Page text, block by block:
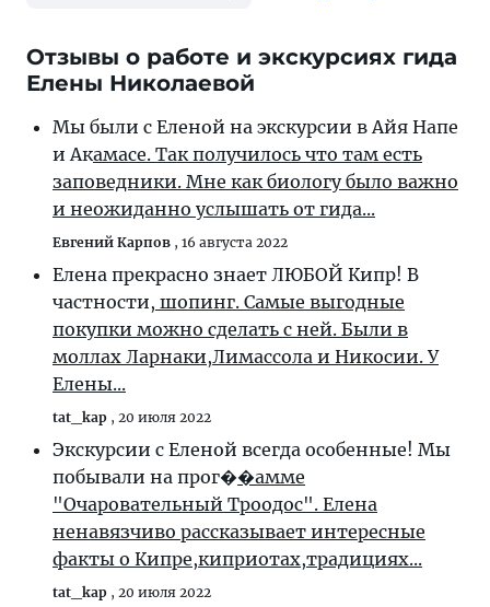
Отзывы о работе и экскурсиях гида
Елены Николаевой
Мы были с Еленой на экскурсии в Айя Напе
и Акамасе. Так получилось что там есть
заповедники. Мне как биологу было важно
и неожиданно услышать от гида...
Евгений Карпов , 16 августа 2022
Елена прекрасно знает ЛЮБОЙ Кипр! В
частности, шопинг. Самые выгодные
покупки можно сделать с ней. Были в
моллах Ларнаки,Лимассола и Никосии. У
Елены...
tat_kap , 20 июля 2022
Экскурсии с Еленой всегда особенные! Мы
побывали на прог��амме
"Очаровательный Троодос". Елена
ненавязчиво рассказывает интересные
факты о Кипре,киприотах,традициях...
tat_kap , 20 июля 2022